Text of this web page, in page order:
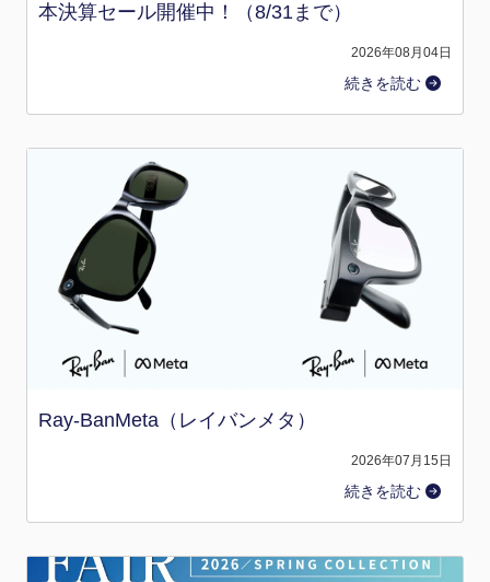
本決算セール開催中！（8/31まで）
2026年08月04日
続きを読む
Ray-BanMeta（レイバンメタ）
2026年07月15日
続きを読む